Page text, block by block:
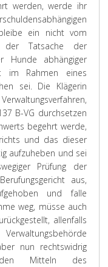
werden, werde ihr
ein nicht vom
der Tatsache der
Hunde abhängiger
im Rahmen eines
sei. Die Klägerin
B-VG durchsetzen
begehrt werde,
und das dieser
aufzuheben und sei
Prüfung der
aus,
und falle
weg, müsse auch
allenfalls
nun rechtswidrig
Mitteln des